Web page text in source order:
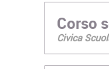
Corso
Civica